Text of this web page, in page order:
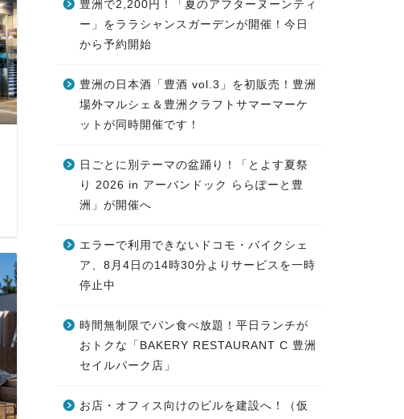
豊洲で2,200円！「夏のアフターヌーンティ
ー」をララシャンスガーデンが開催！今日
から予約開始
豊洲の日本酒「豊酒 vol.3」を初販売！豊洲
場外マルシェ＆豊洲クラフトサマーマーケ
ットが同時開催です！
日ごとに別テーマの盆踊り！「とよす夏祭
り 2026 in アーバンドック ららぽーと豊
洲」が開催へ
エラーで利用できないドコモ・バイクシェ
ア、8月4日の14時30分よりサービスを一時
停止中
時間無制限でパン食べ放題！平日ランチが
おトクな「BAKERY RESTAURANT C 豊洲
セイルパーク店」
お店・オフィス向けのビルを建設へ！（仮